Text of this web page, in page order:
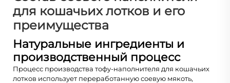
для кошачьих лотков и его
преимущества
Натуральные ингредиенты и
производственный процесс
Процесс производства тофу-наполнителя для кошачьих
лотков использует переработанную соевую мякоть,